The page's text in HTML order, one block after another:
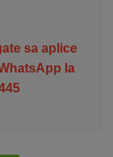
sa aplice
la